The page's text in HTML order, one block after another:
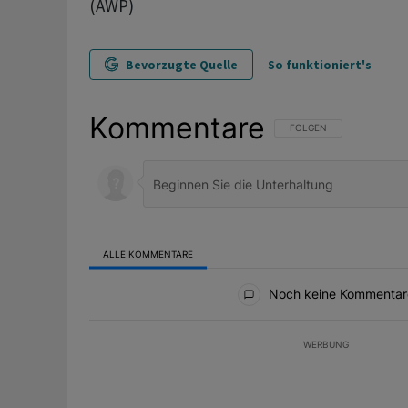
(AWP)
Bevorzugte Quelle So funktioniert's
Kommentare FOLGE DIESER
FOLGEN
ALLE KOMMENTARE
Noch keine
WERBUNG